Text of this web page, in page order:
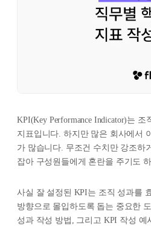
KPI(Key Performance Indicator)는
지표입니다. 하지만 많은 회사에서
가 많습니다. 무조건 수치만 강조하
잡아 구성원들에게 혼란을 주기도
사실 잘 설정된 KPI는 조직 성과를
방향으로 몰입하도록 돕는 중요한
성과 작성 방법, 그리고 KPI 작성